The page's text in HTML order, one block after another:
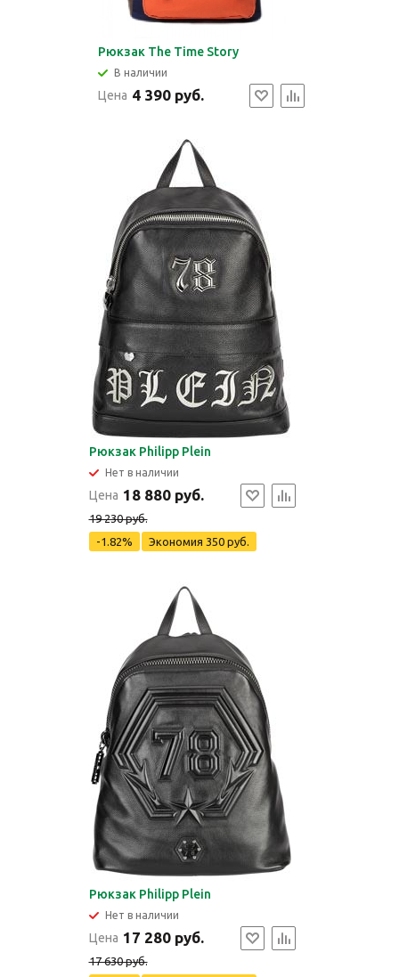
Рюкзак The Time Story
В наличии
Цена 4 390 руб.
Рюкзак Philipp Plein
Нет в наличии
Цена 18 880 руб.
19 230 руб.
-1.82%
Экономия 350 руб.
Рюкзак Philipp Plein
Нет в наличии
Цена 17 280 руб.
17 630 руб.